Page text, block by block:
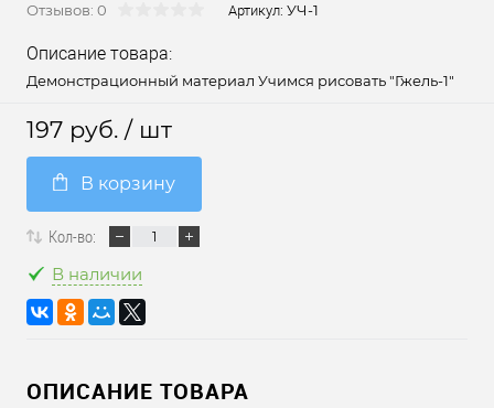
Отзывов: 0 Артикул: УЧ-1
Описание товара:
Демонстрационный материал Учимся рисовать "Гжель-1"
197 руб. / шт
В корзину
Кол-во:
В наличии
ОПИСАНИЕ ТОВАРА